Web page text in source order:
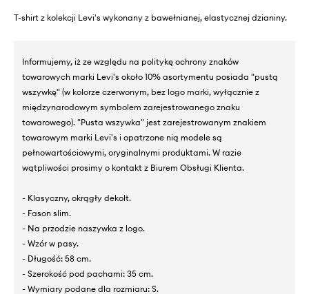
T-shirt z kolekcji Levi's wykonany z bawełnianej, elastycznej dzianiny.
Informujemy, iż ze względu na politykę ochrony znaków
towarowych marki Levi's około 10% asortymentu posiada "pustą
wszywkę" (w kolorze czerwonym, bez logo marki, wyłącznie z
międzynarodowym symbolem zarejestrowanego znaku
towarowego). "Pusta wszywka" jest zarejestrowanym znakiem
towarowym marki Levi's i opatrzone nią modele są
pełnowartościowymi, oryginalnymi produktami. W razie
wątpliwości prosimy o kontakt z Biurem Obsługi Klienta.
- Klasyczny, okrągły dekolt.
- Fason slim.
- Na przodzie naszywka z logo.
- Wzór w pasy.
- Długość: 58 cm.
- Szerokość pod pachami: 35 cm.
- Wymiary podane dla rozmiaru: S.